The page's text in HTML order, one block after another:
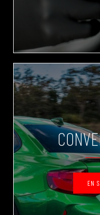
EN